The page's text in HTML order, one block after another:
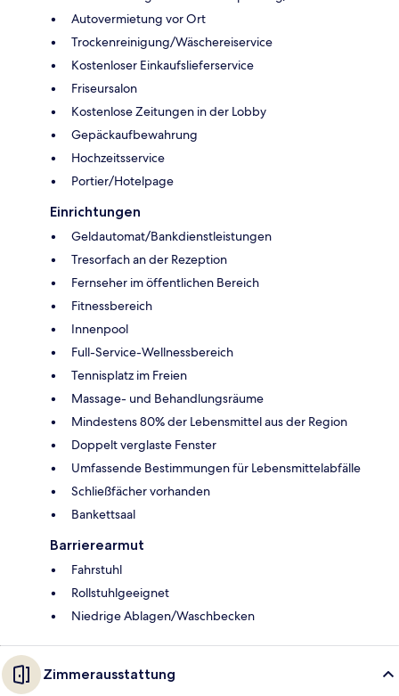
Autovermietung vor Ort
Trockenreinigung/Wäschereiservice
Kostenloser Einkaufslieferservice
Friseursalon
Kostenlose Zeitungen in der Lobby
Gepäckaufbewahrung
Hochzeitsservice
Portier/Hotelpage
Einrichtungen
Geldautomat/Bankdienstleistungen
Tresorfach an der Rezeption
Fernseher im öffentlichen Bereich
Fitnessbereich
Innenpool
Full-Service-Wellnessbereich
Tennisplatz im Freien
Massage- und Behandlungsräume
Mindestens 80% der Lebensmittel aus der Region
Doppelt verglaste Fenster
Umfassende Bestimmungen für Lebensmittelabfälle
Schließfächer vorhanden
Bankettsaal
Barrierearmut
Fahrstuhl
Rollstuhlgeeignet
Niedrige Ablagen/Waschbecken
Zimmerausstattung